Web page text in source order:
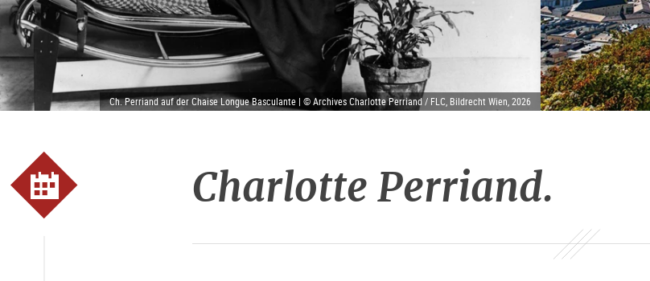
Ch. Perriand auf der Chaise Longue Basculante | © Archives Charlotte Perriand / FLC, Bildrecht Wien, 2026
Charlotte Perriand.